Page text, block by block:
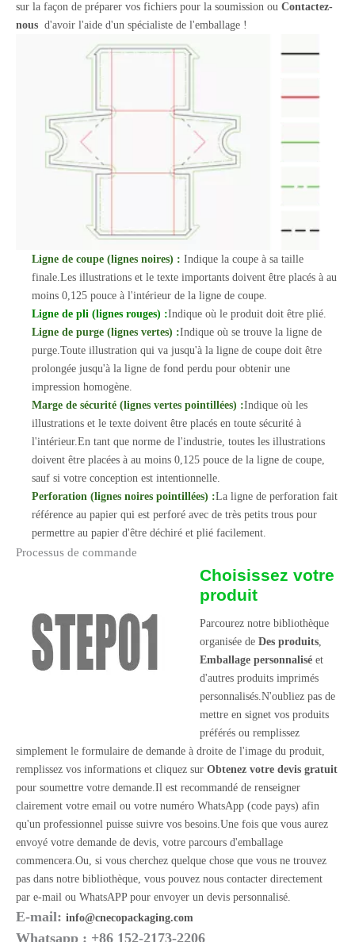
sur la façon de préparer vos fichiers pour la soumission ou Contactez-
nous d'avoir l'aide d'un spécialiste de l'emballage !
Ligne de coupe (lignes noires) : Indique la coupe à sa taille
finale.Les illustrations et le texte importants doivent être placés à au
moins 0,125 pouce à l'intérieur de la ligne de coupe.
Ligne de pli (lignes rouges) :Indique où le produit doit être plié.
Ligne de purge (lignes vertes) :Indique où se trouve la ligne de
purge.Toute illustration qui va jusqu'à la ligne de coupe doit être
prolongée jusqu'à la ligne de fond perdu pour obtenir une
impression homogène.
Marge de sécurité (lignes vertes pointillées) :Indique où les
illustrations et le texte doivent être placés en toute sécurité à
l'intérieur.En tant que norme de l'industrie, toutes les illustrations
doivent être placées à au moins 0,125 pouce de la ligne de coupe,
sauf si votre conception est intentionnelle.
Perforation (lignes noires pointillées) :La ligne de perforation fait
référence au papier qui est perforé avec de très petits trous pour
permettre au papier d'être déchiré et plié facilement.
Processus de commande
Choisissez votre
produit
Parcourez notre bibliothèque
organisée de Des produits,
Emballage personnaliséet
d'autres produits imprimés
personnalisés.N'oubliez pas de
mettre en signet vos produits
préférés ou remplissez
simplement le formulaire de demande à droite de l'image du produit,
remplissez vos informations et cliquez sur Obtenez votre devis gratuit
pour soumettre votre demande.Il est recommandé de renseigner
clairement votre email ou votre numéro WhatsApp (code pays) afin
qu'un professionnel puisse suivre vos besoins.Une fois que vous aurez
envoyé votre demande de devis, votre parcours d'emballage
commencera.Ou, si vous cherchez quelque chose que vous ne trouvez
pas dans notre bibliothèque, vous pouvez nous contacter directement
par e-mail ou WhatsAPP pour envoyer un devis personnalisé.
E-mail: info@cnecopackaging.com
Whatsapp : +86 152-2173-2206